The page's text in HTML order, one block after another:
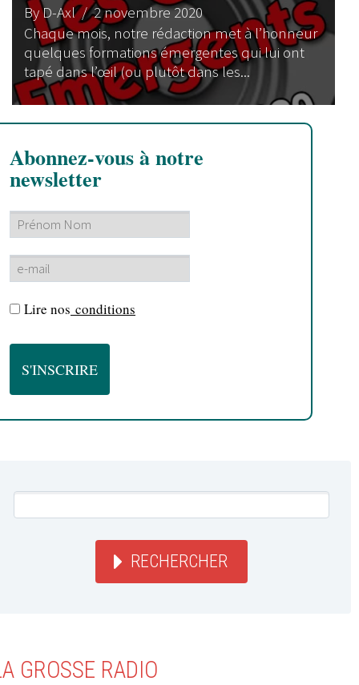
By D-Axl/ 2 novembre 2020
Chaque mois, notre rédaction met à l’honneur
quelques formations émergentes qui lui ont
tapé dans l’œil (ou plutôt dans les...
Abonnez-vous à notre
newsletter
Lire nos conditions
RECHERCHER
GROSSE RADIO